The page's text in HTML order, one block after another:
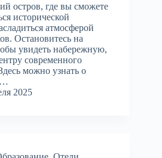
остров, где вы сможете
исторической
атмосферой
Остановитесь на
увидеть набережную,
современного
можно узнать о
2025